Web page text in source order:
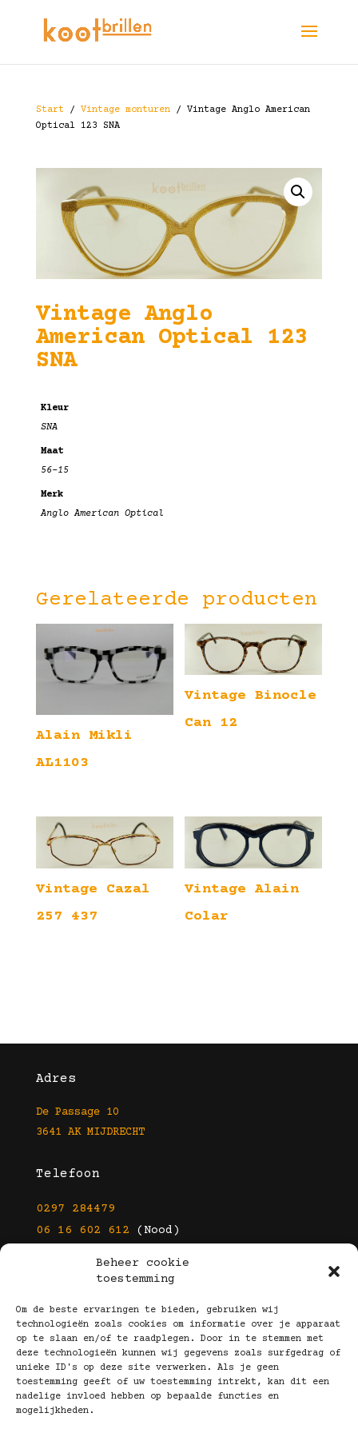
Beheer cookie
toestemming
Om de beste ervaringen te bieden, gebruiken wij
technologieën zoals cookies om informatie over je apparaat
op te slaan en/of te raadplegen. Door in te stemmen met
deze technologieën kunnen wij gegevens zoals surfgedrag of
unieke ID's op deze site verwerken. Als je geen
toestemming geeft of uw toestemming intrekt, kan dit een
nadelige invloed hebben op bepaalde functies en
mogelijkheden.
Start/ Vintage monturen/ Vintage Anglo American
Optical 123 SNA
Vintage Anglo
American Optical 123
SNA
Kleur
SNA
Maat
56-15
Merk
Anglo American Optical
Gerelateerde producten
Alain Mikli
AL1103
Vintage Binocle
Can 12
Vintage Cazal
257 437
Vintage Alain
Colar
Adres
De Passage 10
3641 AK MIJDRECHT
Telefoon
0297 284479
06 16 602 612 (Nood)
info@kootbrillen.nl
Volg Ons!